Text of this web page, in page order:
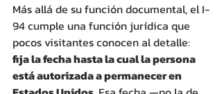
Más allá de su función documental, el I-
94 cumple una función jurídica que
pocos visitantes conocen al detalle:
fija la fecha hasta la cual la persona
está autorizada a permanecer en